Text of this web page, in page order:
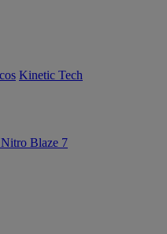
Kinetic Tech
Blaze 7